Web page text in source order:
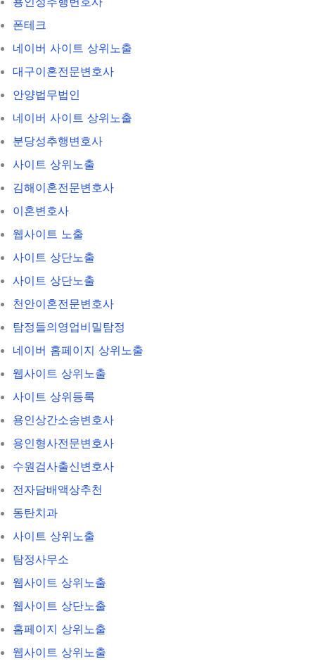
폰테크
네이버 사이트 상위노출
대구이혼전문변호사
안양법무법인
네이버 사이트 상위노출
분당성추행변호사
사이트 상위노출
김해이혼전문변호사
이혼변호사
웹사이트 노출
사이트 상단노출
사이트 상단노출
천안이혼전문변호사
탐정들의영업비밀탐정
네이버 홈페이지 상위노출
웹사이트 상위노출
사이트 상위등록
용인상간소송변호사
용인형사전문변호사
수원검사출신변호사
전자담배액상추천
동탄치과
사이트 상위노출
탐정사무소
웹사이트 상위노출
웹사이트 상단노출
홈페이지 상위노출
웹사이트 상위노출